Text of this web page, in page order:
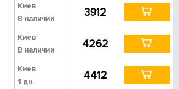
Киев
В наличии
3912
Киев
В наличии
4262
Киев
1 дн.
4412